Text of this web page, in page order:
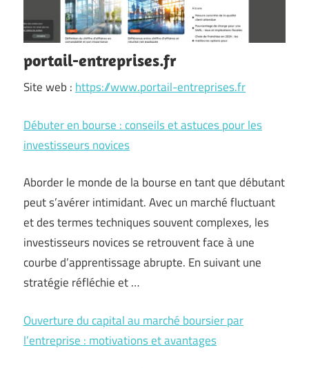
portail-entreprises.fr
Site web : https://www.portail-entreprises.fr
Débuter en bourse : conseils et astuces pour les
investisseurs novices
Aborder le monde de la bourse en tant que débutant
peut s’avérer intimidant. Avec un marché fluctuant
et des termes techniques souvent complexes, les
investisseurs novices se retrouvent face à une
courbe d’apprentissage abrupte. En suivant une
stratégie réfléchie et …
Ouverture du capital au marché boursier par
l’entreprise : motivations et avantages